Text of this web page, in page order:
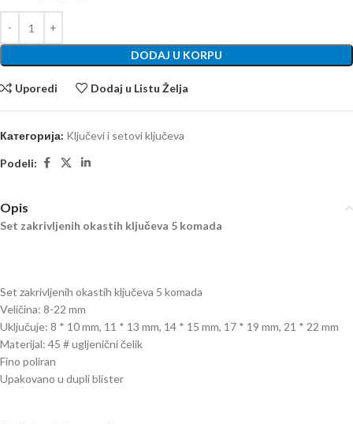
DODAJ U KORPU
Uporedi Dodaj u Listu Želja
Категорија: Ključevi i setovi ključeva
Podeli:
Opis
Set zakrivljenih okastih ključeva 5 komada
Set zakrivljenih okastih ključeva 5 komada
Veličina: 8-22 mm
Uključuje: 8 * 10 mm, 11 * 13 mm, 14 * 15 mm, 17 * 19 mm, 21 * 22 mm
Materijal: 45 # ugljenični čelik
Fino poliran
Upakovano u dupli blister